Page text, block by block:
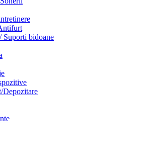
Suporti bidoane
Depozitare